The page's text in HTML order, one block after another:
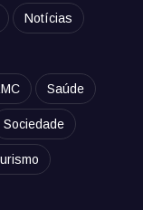
Notícias
Saúde
Sociedade